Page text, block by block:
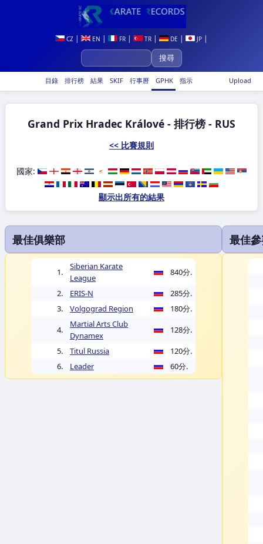
CZ | EN | FR | TR | DE | JP |
Upload
目錄 排行榜 結果 SKIF 行事曆 GPHK 指示
Grand Prix Hradec Králové - 排行榜 - RUS
<< 比賽規則
國家:
顯示出所有的結果
最佳俱樂部
1.
Siberian Karate
League
840分.
2.
ERIS-N
285分.
3.
Volgograd Region
180分.
4.
Martial Arts Club
Dynamex
128分.
5.
Titul Russia
120分.
6.
Leader 60分.
最佳